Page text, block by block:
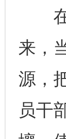
在
来，
源，
员干
完善运